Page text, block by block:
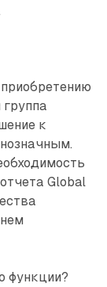
к
Global
функции?